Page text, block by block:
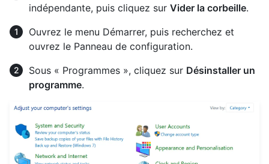
indépendante, puis cliquez sur Vider la corbeille.
Ouvrez le menu Démarrer, puis recherchez et
ouvrez le Panneau de configuration.
Sous « Programmes », cliquez sur Désinstaller un
programme.